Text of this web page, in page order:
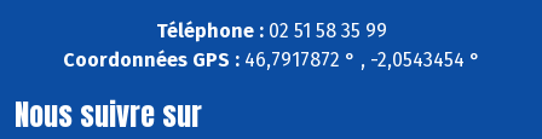
Téléphone :02 51 58 35 99
Coordonnées GPS :46,7917872 ° , -2,0543454 °
Nous suivre sur